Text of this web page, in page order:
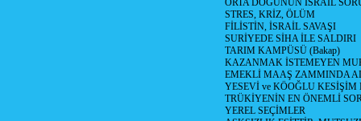
ORTA DOGUNUN İSRAİL
STRES, KRİZ, ÖLÜM
FİLİSTİN, İSRAİL SAVAŞI
SURİYEDE SİHA İLE SALDIRI
TARIM KAMPÜSÜ (Bakap)
KAZANMAK İSTEMEYEN
EMEKLİ MAAŞ ZAMMINDA
YESEVİ ve KÖOĞLU
TRÜKİYENİN EN ÖNEMLİ
YEREL SEÇİMLER